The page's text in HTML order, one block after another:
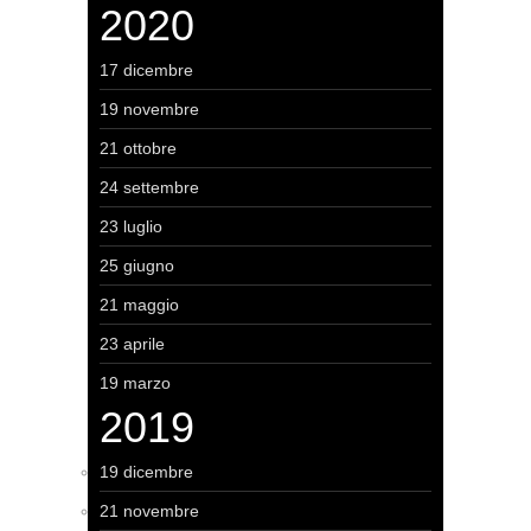
2020
17 dicembre
19 novembre
21 ottobre
24 settembre
23 luglio
25 giugno
21 maggio
23 aprile
19 marzo
2019
19 dicembre
21 novembre